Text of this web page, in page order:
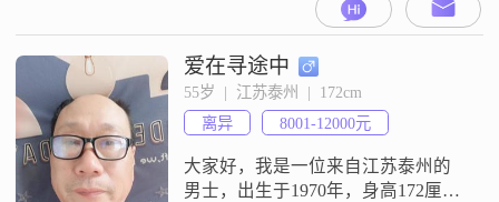
历，在一家不错的公司工作，月收
入在8001到12000元之间##3002##我
性格温柔体贴，总是愿意倾听他人
的心声，给予他们关怀和支持
##3002##同时，我也非常独立自
信，相信自己有能力面对生活中的
各种挑战##3002
爱在寻途中
55岁  |  江苏泰州  |  172cm
离异
8001-12000元
大家好，我是一位来自江苏泰州的
男士，出生于1970年，身高172厘米